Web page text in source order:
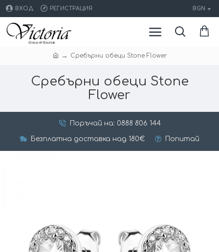
ВХОД РЕГИСТРАЦИЯ BGN
Сребърни обеци Stone Flower
Сребърни обеци Stone
Flower
Поръчай на: 0888 806 144
Безплатна доставка над 180€ Попитай